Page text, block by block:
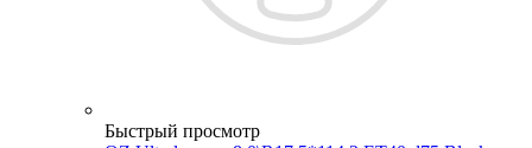
Быстрый просмотр